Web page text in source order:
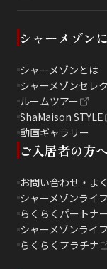
シャーメゾン
シャーメゾンとは
シャーメゾンセレ
ルームツアー
ShaMaison STYLE
動画ギャラリー
ご入居者の方へ
お問い合わせ・よ
シャーメゾンライ
らくらくパートナ
シャーメゾンライ
らくらくプラチナ